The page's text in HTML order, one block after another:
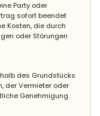
Party oder
sofort beendet
Kosten, die durch
oder Störungen
des Grundstücks
der Vermieter oder
Genehmigung